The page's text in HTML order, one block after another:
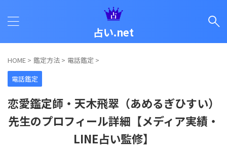
占い.net
HOME > 鑑定方法 > 電話鑑定 >
電話鑑定
恋愛鑑定師・天木飛翠（あめるぎひすい）
先生のプロフィール詳細【メディア実績・
LINE占い監修】